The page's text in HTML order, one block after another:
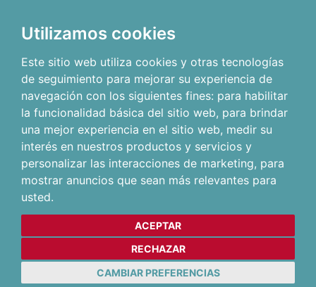
Utilizamos cookies
Este sitio web utiliza cookies y otras tecnologías
de seguimiento para mejorar su experiencia de
navegación con los siguientes fines: para habilitar
la funcionalidad básica del sitio web, para brindar
una mejor experiencia en el sitio web, medir su
interés en nuestros productos y servicios y
personalizar las interacciones de marketing, para
mostrar anuncios que sean más relevantes para
usted.
ACEPTAR
RECHAZAR
CAMBIAR PREFERENCIAS